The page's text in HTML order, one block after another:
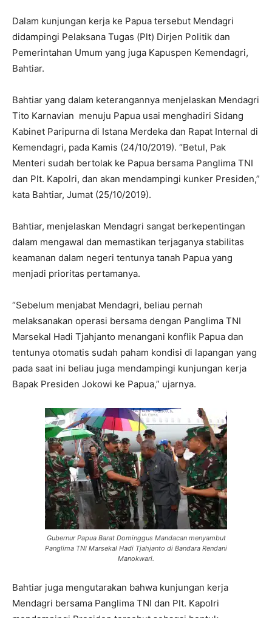
Dalam kunjungan kerja ke Papua tersebut Mendagri
didampingi Pelaksana Tugas (Plt) Dirjen Politik dan
Pemerintahan Umum yang juga Kapuspen Kemendagri,
Bahtiar.
Bahtiar yang dalam keterangannya menjelaskan Mendagri
Tito Karnavian menuju Papua usai menghadiri Sidang
Kabinet Paripurna di Istana Merdeka dan Rapat Internal di
Kemendagri, pada Kamis (24/10/2019). “Betul, Pak
Menteri sudah bertolak ke Papua bersama Panglima TNI
dan Plt. Kapolri, dan akan mendampingi kunker Presiden,”
kata Bahtiar, Jumat (25/10/2019).
Bahtiar, menjelaskan Mendagri sangat berkepentingan
dalam mengawal dan memastikan terjaganya stabilitas
keamanan dalam negeri tentunya tanah Papua yang
menjadi prioritas pertamanya.
“Sebelum menjabat Mendagri, beliau pernah
melaksanakan operasi bersama dengan Panglima TNI
Marsekal Hadi Tjahjanto menangani konflik Papua dan
tentunya otomatis sudah paham kondisi di lapangan yang
pada saat ini beliau juga mendampingi kunjungan kerja
Bapak Presiden Jokowi ke Papua,” ujarnya.
Gubernur Papua Barat Dominggus Mandacan menyambut
Panglima TNI Marsekal Hadi Tjahjanto di Bandara Rendani
Manokwari.
Bahtiar juga mengutarakan bahwa kunjungan kerja
Mendagri bersama Panglima TNI dan Plt. Kapolri